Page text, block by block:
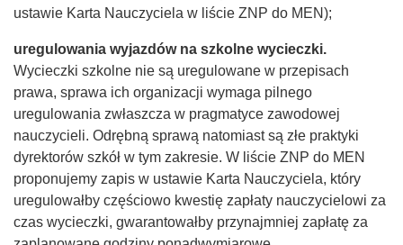
ustawie Karta Nauczyciela w liście ZNP do MEN);
uregulowania wyjazdów na szkolne wycieczki.
Wycieczki szkolne nie są uregulowane w przepisach
prawa, sprawa ich organizacji wymaga pilnego
uregulowania zwłaszcza w pragmatyce zawodowej
nauczycieli. Odrębną sprawą natomiast są złe praktyki
dyrektorów szkół w tym zakresie. W liście ZNP do MEN
proponujemy zapis w ustawie Karta Nauczyciela, który
uregulowałby częściowo kwestię zapłaty nauczycielowi za
czas wycieczki, gwarantowałby przynajmniej zapłatę za